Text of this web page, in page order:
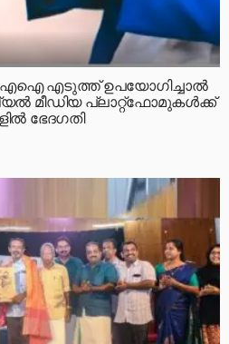
എഐ എടുത്ത് ഉപയോഗിച്ചാല്‍
മീഡിയ പ്ലാറ്റ്‌ഫോമുകള്‍ക്ക്
ഭേദഗതി